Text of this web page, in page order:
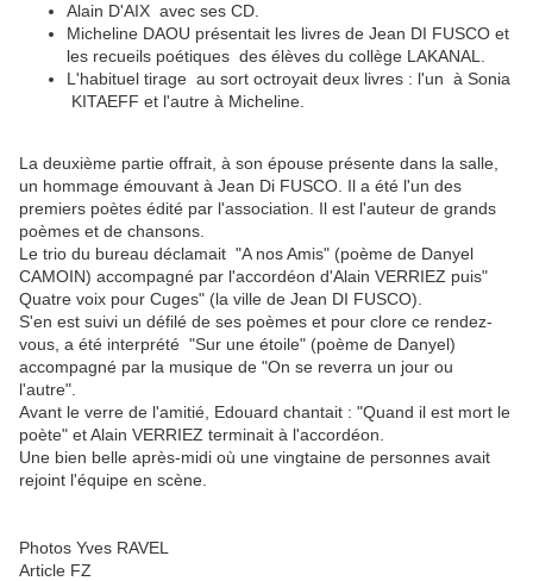
Alain D'AIX avec ses CD.
Micheline DAOU présentait les livres de Jean DI FUSCO et
les recueils poétiques des élèves du collège LAKANAL.
L'habituel tirage au sort octroyait deux livres : l'un à Sonia
KITAEFF et l'autre à Micheline.
La deuxième partie offrait, à son épouse présente dans la salle,
un hommage émouvant à Jean Di FUSCO. Il a été l'un des
premiers poètes édité par l'association. Il est l'auteur de grands
poèmes et de chansons.
Le trio du bureau déclamait "A nos Amis" (poème de Danyel
CAMOIN) accompagné par l'accordéon d'Alain VERRIEZ puis"
Quatre voix pour Cuges" (la ville de Jean DI FUSCO).
S'en est suivi un défilé de ses poèmes et pour clore ce rendez-
vous, a été interprété "Sur une étoile" (poème de Danyel)
accompagné par la musique de "On se reverra un jour ou
l'autre".
Avant le verre de l'amitié, Edouard chantait : "Quand il est mort le
poète" et Alain VERRIEZ terminait à l'accordéon.
Une bien belle après-midi où une vingtaine de personnes avait
rejoint l'équipe en scène.
Photos Yves RAVEL
Article FZ